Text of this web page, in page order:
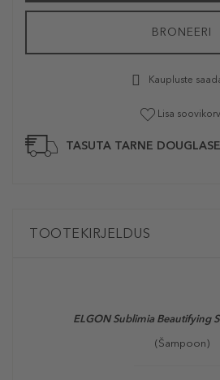
BRONEERI
Kaupluste
Lisa
TASUTA TARNE
TOOTEKIRJELDUS
ELGON Sublimia Beautifying
(Šampoon)